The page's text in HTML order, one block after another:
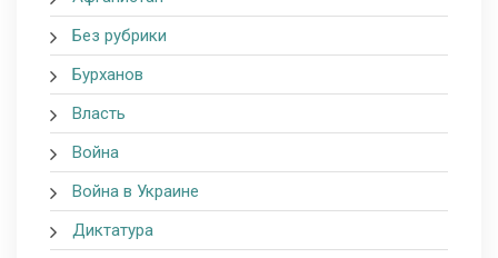
Без рубрики
Бурханов
Власть
Война
Война в Украине
Диктатура